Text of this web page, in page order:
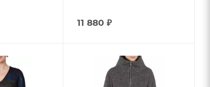
11 880 ₽